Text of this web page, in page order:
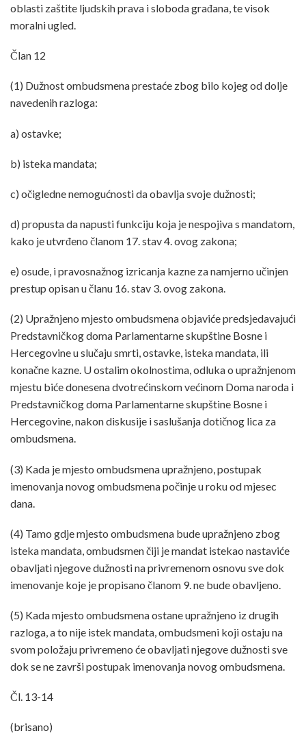
oblasti zaštite ljudskih prava i sloboda građana, te visok
moralni ugled.
Član 12
(1) Dužnost ombudsmena prestaće zbog bilo kojeg od dolje
navedenih razloga:
a) ostavke;
b) isteka mandata;
c) očigledne nemogućnosti da obavlja svoje dužnosti;
d) propusta da napusti funkciju koja je nespojiva s mandatom,
kako je utvrđeno članom 17. stav 4. ovog zakona;
e) osude, i pravosnažnog izricanja kazne za namjerno učinjen
prestup opisan u članu 16. stav 3. ovog zakona.
(2) Upražnjeno mjesto ombudsmena objaviće predsjedavajući
Predstavničkog doma Parlamentarne skupštine Bosne i
Hercegovine u slučaju smrti, ostavke, isteka mandata, ili
konačne kazne. U ostalim okolnostima, odluka o upražnjenom
mjestu biće donesena dvotrećinskom većinom Doma naroda i
Predstavničkog doma Parlamentarne skupštine Bosne i
Hercegovine, nakon diskusije i saslušanja dotičnog lica za
ombudsmena.
(3) Kada je mjesto ombudsmena upražnjeno, postupak
imenovanja novog ombudsmena počinje u roku od mjesec
dana.
(4) Tamo gdje mjesto ombudsmena bude upražnjeno zbog
isteka mandata, ombudsmen čiji je mandat istekao nastaviće
obavljati njegove dužnosti na privremenom osnovu sve dok
imenovanje koje je propisano članom 9. ne bude obavljeno.
(5) Kada mjesto ombudsmena ostane upražnjeno iz drugih
razloga, a to nije istek mandata, ombudsmeni koji ostaju na
svom položaju privremeno će obavljati njegove dužnosti sve
dok se ne završi postupak imenovanja novog ombudsmena.
Čl. 13-14
(brisano)